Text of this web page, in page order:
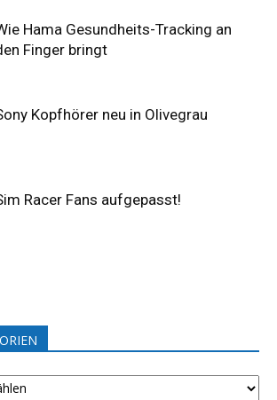
Hama Gesundheits-Tracking an
Finger bringt
Kopfhörer neu in Olivegrau
Racer Fans aufgepasst!